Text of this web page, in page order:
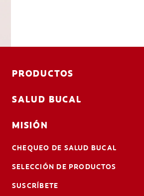
PRODUCTOS
SALUD BUCAL
MISIÓN
CHEQUEO DE SALUD BUCAL
SELECCIÓN DE PRODUCTOS
SUSCRÍBETE